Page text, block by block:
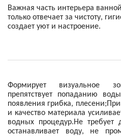
Важная часть интерьера
только отвечает за чистоту,
создает уют и настроение.
Формирует визуальное
препятствует попаданию
появления грибка,
и качество материала
водных процедур.Не требует
останавливает воду, не